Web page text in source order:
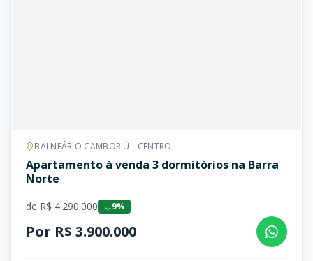
BALNEÁRIO CAMBORIÚ - CENTRO
Apartamento à venda 3 dormitórios na Barra
Norte
de R$ 4.290.000 9%
Por R$ 3.900.000